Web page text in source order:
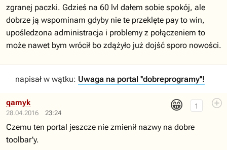
zgranej paczki. Gdzieś na 60 lvl dałem sobie spokój, ale
dobrze ją wspominam gdyby nie te przeklęte pay to win,
upośledzona administracja i problemy z połączeniem to
może nawet bym wrócił bo zdążyło już dojść sporo nowości.
napisał w wątku: Uwaga na portal ''dobreprogramy''!
28.04.2016 23:24
😁 1
qamyk
Czemu ten portal jeszcze nie zmienił nazwy na dobre
toolbar'y.